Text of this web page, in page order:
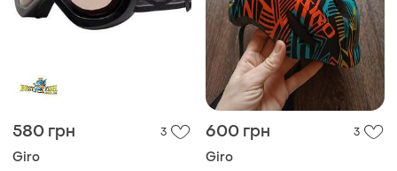
580 грн 3
Giro
600 грн 3
Giro